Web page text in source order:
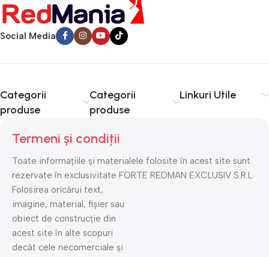
Social Media
Categorii
produse
Categorii
produse
Linkuri Utile
Termeni și condiții
Toate informațiile și materialele folosite în acest site sunt
rezervate în exclusivitate FORTE REDMAN EXCLUSIV S.R.L.
Folosirea oricărui text,
imagine, material, fișier sau
obiect de construcție din
acest site în alte scopuri
decât cele necomerciale și